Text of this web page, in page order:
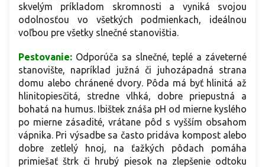
skvelým príkladom skromnosti a vyniká svojou
odolnosťou vo všetkých podmienkach, ideálnou
voľbou pre všetky slnečné stanovištia.
Pestovanie: Odporúča sa slnečné, teplé a záveterné
stanovište, napríklad južná či juhozápadná strana
domu alebo chránené dvory. Pôda má byť hlinitá až
hlinitopiesčitá, stredne vlhká, dobre priepustná a
bohatá na humus. Ibištek znáša pH od mierne kyslého
po mierne zásadité, vrátane pôd s vyšším obsahom
vápnika. Pri výsadbe sa často pridáva kompost alebo
dobre zetlelý hnoj, na ťažkých pôdach pomáha
primiešať štrk či hrubý piesok na zlepšenie odtoku